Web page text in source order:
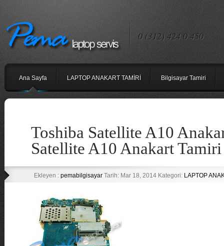
0 (312) 424 0 450
Ana Sayfa LAPTOP ANAKART TAMİRİ Bilgisayar Tamiri
Toshiba Satellite A10
Satellite A10 Anakart
Ekleyen : pemabilgisayarTarih: Mar 18, 2014 Kategori: LAPTOP